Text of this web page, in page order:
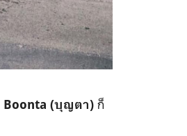
Boonta (บุญตา) ก็